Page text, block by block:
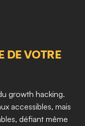
DE VOTRE
growth hacking.
accessibles, mais
défiant même